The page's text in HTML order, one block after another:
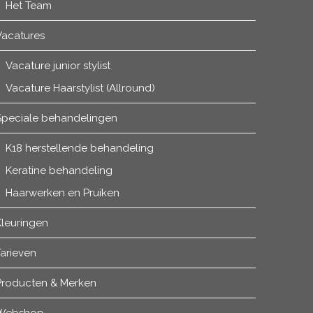
Het Team
Vacature junior stylist
Vacature Haarstylist (Allround)
behandelingen
K18 herstellende behandeling
Keratine behandeling
Haarwerken en Pruiken
& Merken